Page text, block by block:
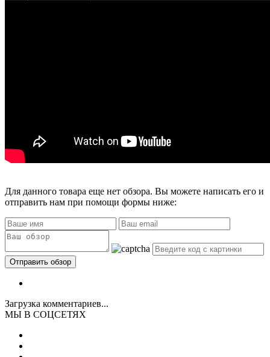
Для данного товара еще нет обзора. Вы можете написать его и
отправить нам при помощи формы ниже:
Загрузка комментариев...
МЫ В СОЦСЕТЯХ